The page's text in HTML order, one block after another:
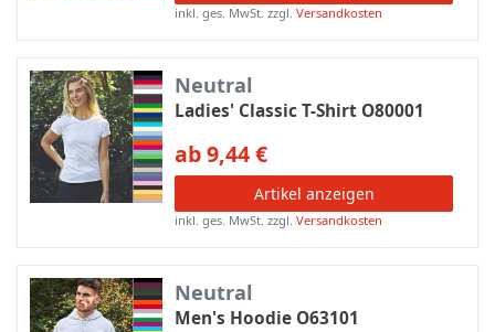
inkl. ges. MwSt. zzgl.Versandkosten
Neutral
Ladies' Classic T-Shirt O80001
ab 9,44 €
Artikel anzeigen
inkl. ges. MwSt. zzgl.Versandkosten
Neutral
Men's Hoodie O63101